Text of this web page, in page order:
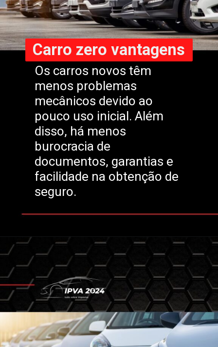
Os carros novos têm
menos problemas
mecânicos devido ao
pouco uso inicial. Além
disso, há menos
burocracia de
documentos, garantias e
facilidade na obtenção de
seguro.
Carro zero vantagens